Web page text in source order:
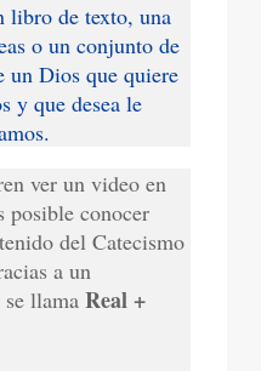
libro de texto, una
o un conjunto de
un Dios que quiere
y que desea le
ver un video en
posible conocer
del Catecismo
a un
se llamaReal +